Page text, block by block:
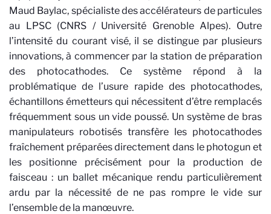
Maud Baylac, spécialiste des accélérateurs de particules
au LPSC (CNRS / Université Grenoble Alpes). Outre
l’intensité du courant visé, il se distingue par plusieurs
innovations, à commencer par la station de préparation
des photocathodes. Ce système répond à la
problématique de l’usure rapide des photocathodes,
échantillons émetteurs qui nécessitent d’être remplacés
fréquemment sous un vide poussé. Un système de bras
manipulateurs robotisés transfère les photocathodes
fraîchement préparées directement dans le photogun et
les positionne précisément pour la production de
faisceau : un ballet mécanique rendu particulièrement
ardu par la nécessité de ne pas rompre le vide sur
l’ensemble de la manœuvre.